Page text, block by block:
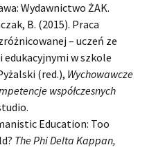
Wydawnictwo ŻAK.
B. (2015). Praca
– uczeń ze
w szkole
(red.), Wychowawcze
współczesnych
Education: Too
The Phi Delta Kappan,